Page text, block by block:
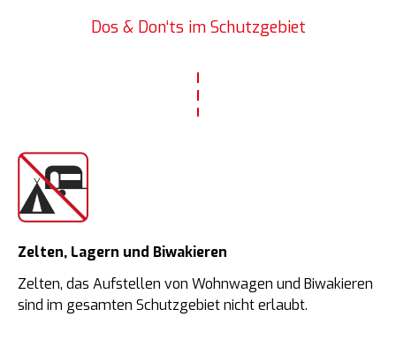
Dos & Don‘ts im Schutzgebiet
Zelten, Lagern und Biwakieren
Zelten, das Aufstellen von Wohnwagen und Biwakieren
sind im gesamten Schutzgebiet nicht erlaubt.